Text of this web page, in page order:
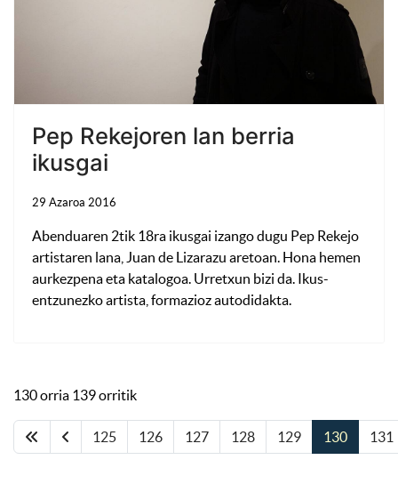
Pep Rekejoren lan berria
ikusgai
29 Azaroa 2016
Abenduaren 2tik 18ra ikusgai izango dugu Pep Rekejo
artistaren lana, Juan de Lizarazu aretoan. Hona hemen
aurkezpena eta katalogoa. Urretxun bizi da. Ikus-
entzunezko artista, formazioz autodidakta.
130 orria 139 orritik
125 126 127 128 129 130 131